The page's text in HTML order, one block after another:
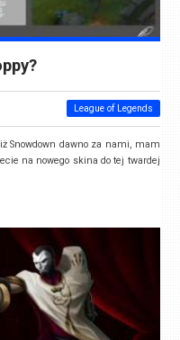
League of Legends
Snowdown dawno za nami, mam
na nowego skina do tej twardej